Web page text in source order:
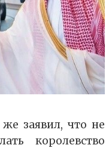
заявил, что не
королевство